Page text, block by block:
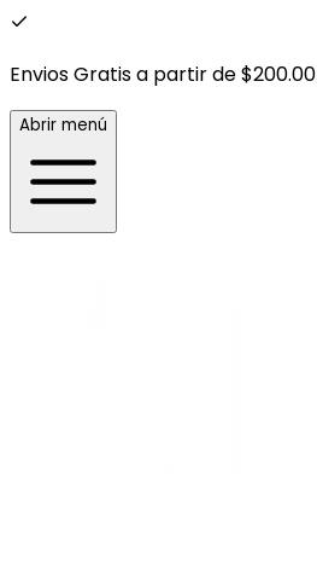
Envios Gratis a partir de $200.00
Abrir menú